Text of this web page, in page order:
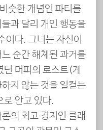
슷한 개념인 파티를
과 달리 개인 행동을
이다. 그녀는 자신이
순간 해체된 과거를
머피의 로스트(게
지 않는 것을 일컫는
로 안고 있다.
의 최고 경지인 클래